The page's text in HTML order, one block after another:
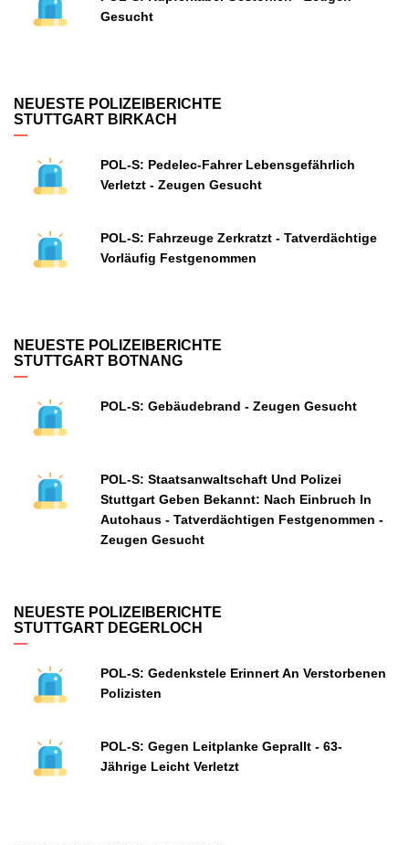
Gesucht
NEUESTE POLIZEIBERICHTE
STUTTGART BIRKACH
POL-S: Pedelec-Fahrer Lebensgefährlich
Verletzt - Zeugen Gesucht
POL-S: Fahrzeuge Zerkratzt - Tatverdächtige
Vorläufig Festgenommen
NEUESTE POLIZEIBERICHTE
STUTTGART BOTNANG
POL-S: Gebäudebrand - Zeugen Gesucht
POL-S: Staatsanwaltschaft Und Polizei
Stuttgart Geben Bekannt: Nach Einbruch In
Autohaus - Tatverdächtigen Festgenommen -
Zeugen Gesucht
NEUESTE POLIZEIBERICHTE
STUTTGART DEGERLOCH
POL-S: Gedenkstele Erinnert An Verstorbenen
Polizisten
POL-S: Gegen Leitplanke Geprallt - 63-
Jährige Leicht Verletzt